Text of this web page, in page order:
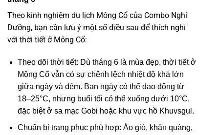
Theo kinh nghiệm du lịch Mông Cổ của Combo Nghỉ
Dưỡng, bạn cần lưu ý một số điều sau để thích nghi
với thời tiết ở Mông Cổ:
Theo dõi thời tiết: Dù tháng 6 là mùa đẹp, thời tiết ở
Mông Cổ vẫn có sự chênh lệch nhiệt độ khá lớn
giữa ngày và đêm. Ban ngày có thể dao động từ
18–25°C, nhưng buổi tối có thể xuống dưới 10°C,
đặc biệt ở sa mạc Gobi hoặc khu vực hồ Khuvsgul.
Chuẩn bị trang phục phù hợp: Áo gió, khăn quàng,